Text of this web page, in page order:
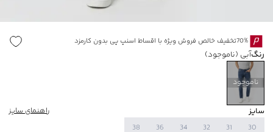
70%تخفیف خالص فروش ویژه با اقساط اسنپ پی بدون کارمزد
رنگآبی (ناموجود)
ناموجود
سایز
راهنمای سایز
30
31
32
34
36
38